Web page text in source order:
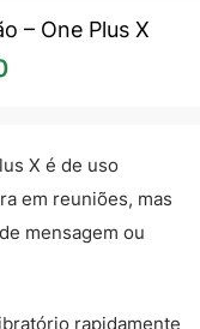
– One Plus X
original era:
X é de uso
em reuniões, mas
mensagem ou
rapidamente